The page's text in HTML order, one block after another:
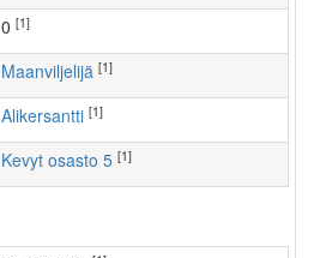
[1]
maanviljelijä [1]
Alikersantti [1]
Kevyt osasto 5 [1]